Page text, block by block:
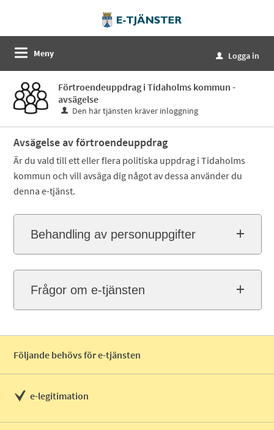
Meny u Logga in
Förtroendeuppdrag i Tidaholms kommun -
avsägelse
Den här tjänsten kräver inloggning
Avsägelse av förtroendeuppdrag
Är du vald till ett eller flera politiska uppdrag i Tidaholms
kommun och vill avsäga dig något av dessa använder du
denna e-tjänst.
Behandling av personuppgifter
Frågor om e-tjänsten
Följande behövs för e-tjänsten
e-legitimation